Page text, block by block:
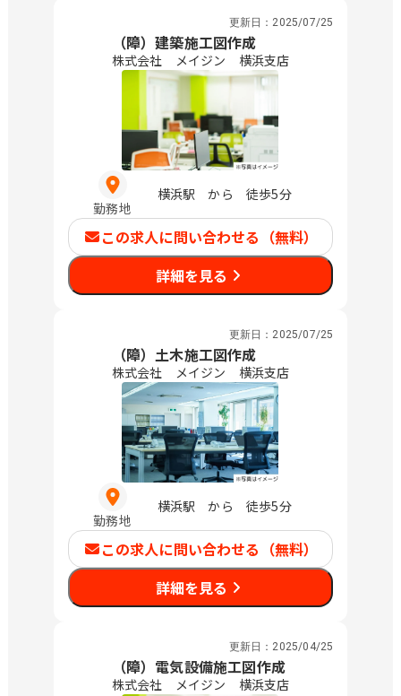
更新日： 2025/07/25
（障）建築施工図作成
株式会社 メイジン 横浜支店
勤務地
横浜駅 から 徒歩5分
この求人に問い合わせる（無料）
詳細を見る
更新日： 2025/07/25
（障）土木施工図作成
株式会社 メイジン 横浜支店
勤務地
横浜駅 から 徒歩5分
この求人に問い合わせる（無料）
詳細を見る
更新日： 2025/04/25
（障）電気設備施工図作成
株式会社 メイジン 横浜支店